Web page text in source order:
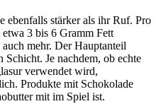
ebenfalls stärker als ihr Ruf. Pro
3 bis 6 Gramm Fett
mehr. Der Hauptanteil
Schicht. Je nachdem, ob echte
verwendet wird,
Produkte mit Schokolade
mit im Spiel ist.